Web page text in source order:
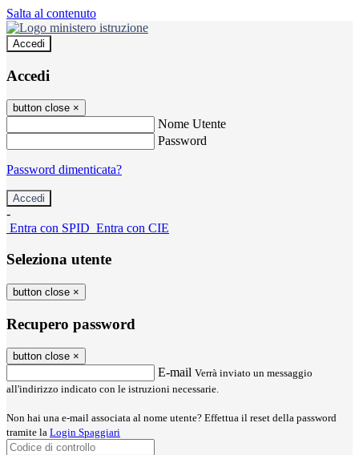
Salta al contenuto
Accedi
Accedi
button close ×
Nome Utente
Password
Password dimenticata?
-
Entra con SPID Entra con CIE
Seleziona utente
button close ×
Recupero password
button close ×
E-mail Verrà inviato un messaggio
all'indirizzo indicato con le istruzioni necessarie.
Non hai una e-mail associata al nome utente? Effettua il reset della password
tramite la Login Spaggiari